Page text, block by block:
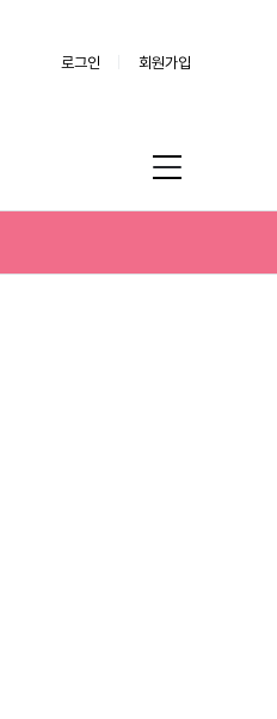
로그인 회원가입